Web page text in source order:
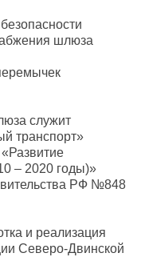
шлюза
служит
транспорт»
– 2020 годы)»
РФ №848
и реализация
Северо-Двинской